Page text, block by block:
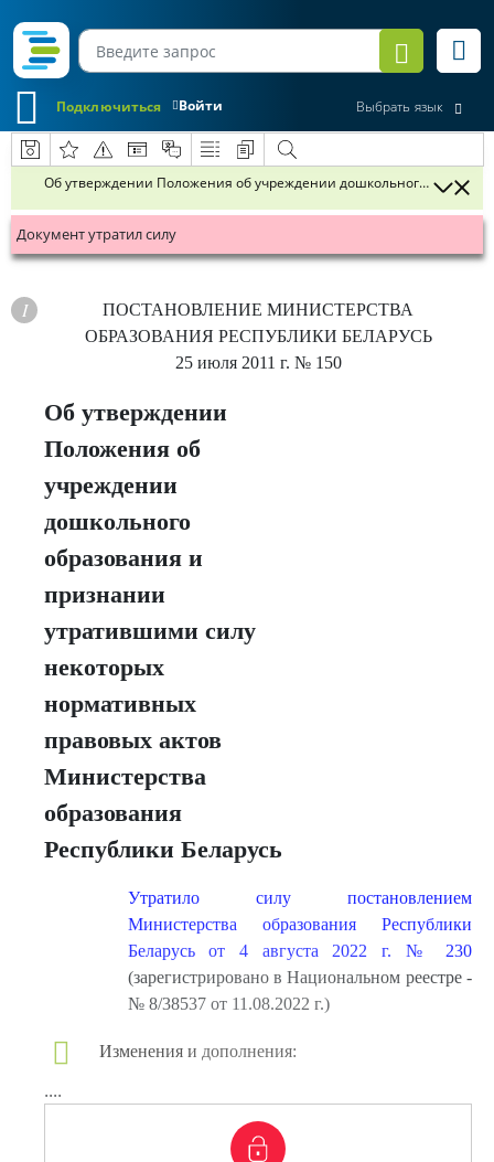
Войти
Подключиться Выбрать язык
Об утверждении Положения об учреждении дошкольного
Документ утратил силу
ПОСТАНОВЛЕНИЕ МИНИСТЕРСТВА
ОБРАЗОВАНИЯ РЕСПУБЛИКИ БЕЛАРУСЬ
25 июля 2011 г. № 150
Об утверждении
Положения об
учреждении
дошкольного
образования и
признании
утратившими силу
некоторых
нормативных
правовых актов
Министерства
образования
Республики Беларусь
Утратило силу постановлением
Министерства образования Республики
Беларусь от 4 августа 2022 г. № 230
(зарегистрировано в Национальном реестре -
№ 8/38537 от 11.08.2022 г.)
Изменения и дополнения:
....